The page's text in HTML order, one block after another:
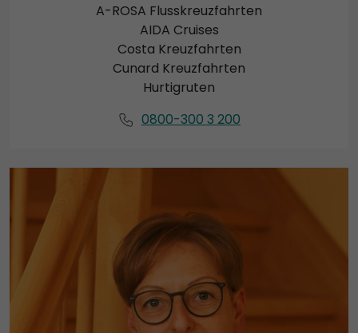
A-ROSA Flusskreuzfahrten
AIDA Cruises
Costa Kreuzfahrten
Cunard Kreuzfahrten
Hurtigruten
0800-300 3 200